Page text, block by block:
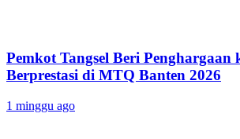
Pemkot Tangsel Beri
Berprestasi di MTQ Banten 2026
1 minggu ago